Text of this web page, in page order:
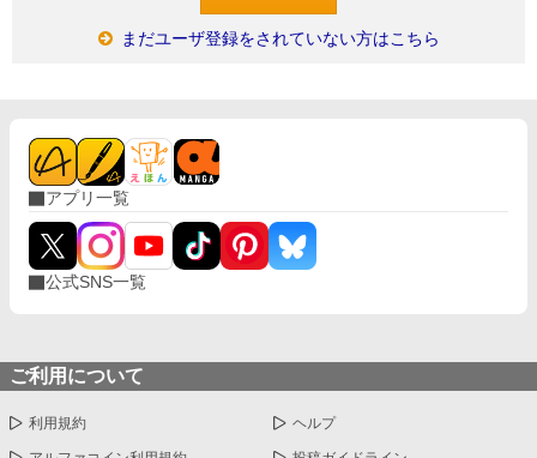
まだユーザ登録をされていない方はこちら
アプリ一覧
公式SNS一覧
ご利用について
利用規約 ヘルプ